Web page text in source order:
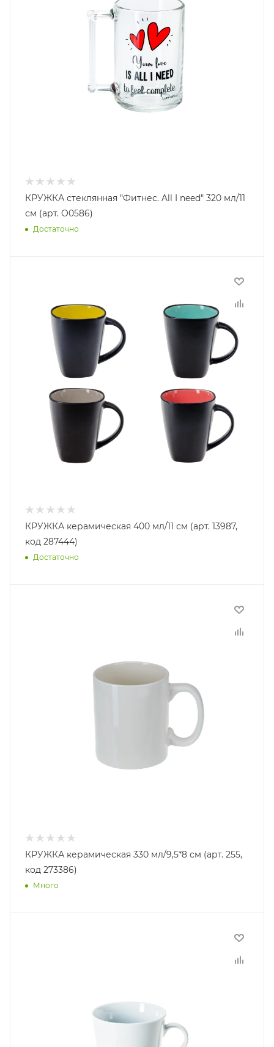
КРУЖКА стеклянная "Фитнес. All I need" 320 мл/11
см (арт. O0586)
Достаточно
КРУЖКА керамическая 400 мл/11 см (арт. 13987,
код 287444)
Достаточно
КРУЖКА керамическая 330 мл/9,5*8 см (арт. 255,
код 273386)
Много